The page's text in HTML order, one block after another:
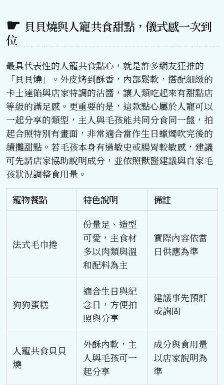
貝貝燒與人寵共食甜點，儀式感一次到
位
最具代表性的人寵共食點心，就是許多網友狂推的
「貝貝燒」。外皮烤到酥香，內部鬆軟，搭配細緻的
卡士達餡與店家特調的沾醬，讓人類吃起來有甜點店
等級的滿足感。更重要的是，這款點心屬於人寵可以
一起分享的類型，主人與毛孩能共同分食同一盤，拍
起合照特別有畫面，非常適合當作生日蠟燭吹完後的
續攤甜點。若毛孩本身有過敏史或腸胃較敏感，建議
可先請店家協助說明成分，並依照獸醫建議與自家毛
孩狀況調整食用量。
寵物餐點
特色說明 備註
法式毛巾捲
份量足、造型
可愛，主食材
多以肉類與溫
和配料為主
實際內容依當
日供應為準
狗狗蛋糕
適合生日與紀
念日，方便拍
照與分享
建議事先預訂
或詢問
人寵共食貝貝
燒
外酥內軟，主
人與毛孩可一
起分享
成分與食用量
以店家說明為
準